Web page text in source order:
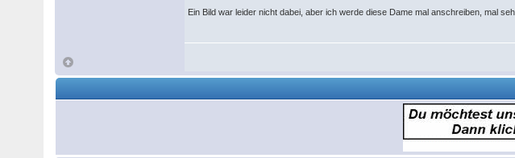
Ein Bild war leider nicht dabei, aber ich werde diese Dame mal anschreiben, mal